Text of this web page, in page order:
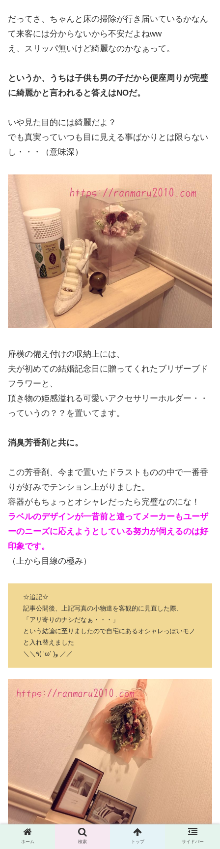
だってさ、ちゃんと床の掃除が行き届いているかなん
て来客には分からないから不安だよねww
え、スリッパ無いけど綺麗なのかなぁって。
というか、うちは子供も男の子だから便座周りが完璧
に綺麗かと言われると答えはNOだ。
いや見た目的には綺麗だよ？
でも真実っていつも目に見える事ばかりとは限らない
し・・・（意味深）
扉横の備え付けの収納上には、
夫が初めての結婚記念日に贈ってくれたブリザーブド
フラワーと、
頂き物の姫感溢れる可愛いアクセサリーホルダー・・
っていうの？？を置いてます。
消臭芳香剤と共に。
この芳香剤、今まで置いたドラストものの中で一番香
りが好みでテンション上がりました。
容器がもちょっとオシャレだったら完璧なのにな！
ラベルのデザインが一昔前と違ってメーカーもユーザ
ーのニーズに応えようとしている努力が伺えるのは好
印象です。
（上から目線の極み）
☆追記☆
記事公開後、上記写真の小物達を客観的に見直した際、
「アリ寄りのナシだなぁ・・・」
という結論に至りましたので自宅にあるオシャレっぽいモノ
と入れ替えました
＼＼٩( ‘ω’ )و ／／
ホーム 検索 トップ サイドバー